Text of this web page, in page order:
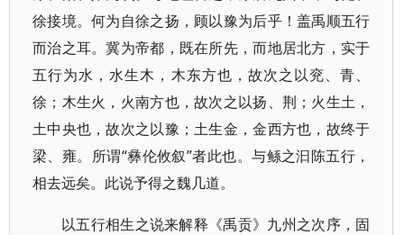
徐接境。何为自徐之扬，顾以豫为后乎！盖禹顺五行
而治之耳。冀为帝都，既在所先，而地居北方，实于
五行为水，水生木，木东方也，故次之以兖、青、
徐；木生火，火南方也，故次之以扬、荆；火生土，
土中央也，故次之以豫；土生金，金西方也，故终于
梁、雍。所谓“彝伦攸叙”者此也。与鲧之汩陈五行，
相去远矣。此说予得之魏几道。
以五行相生之说来解释《禹贡》九州之次序，固